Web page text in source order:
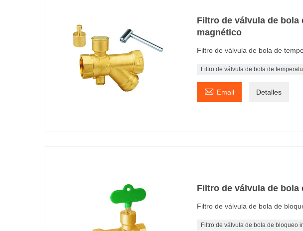
Filtro de válvula de
magnético
Filtro de válvula de bola de
Filtro de válvula de bola de
 Email Detalles
Filtro de válvula de bola
Filtro de válvula de bola de
Filtro de válvula de bola de bloqueo